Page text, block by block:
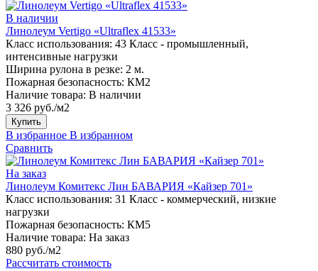
В наличии
Линолеум Vertigo «Ultraflex 41533»
Класс использования: 43 Класс - промышленный,
интенсивные нагрузки
Ширина рулона в резке: 2 м.
Пожарная безопасность: КМ2
Наличие товара: В наличии
3 326 руб./м2
Купить
В избранное В избранном
Сравнить
На заказ
Линолеум Комитекс Лин БАВАРИЯ «Кайзер 701»
Класс использования: 31 Класс - коммерческий, низкие
нагрузки
Пожарная безопасность: КМ5
Наличие товара: На заказ
880 руб./м2
Рассчитать стоимость